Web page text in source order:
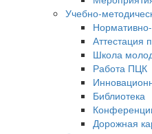
Учебно-
Аттестация
Школа
Работа ПЦК
Библиотека
Дорожная